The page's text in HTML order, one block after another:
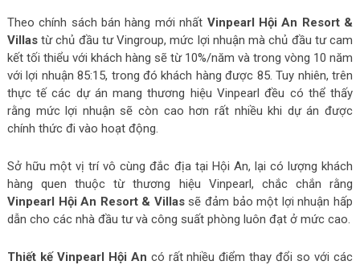
Theo chính sách bán hàng mới nhất Vinpearl Hội An Resort &
Villastừ chủ đầu tư Vingroup, mức lợi nhuận mà chủ đầu tư cam
kết tối thiểu với khách hàng sẽ từ 10%/năm và trong vòng 10 năm
với lợi nhuận 85:15, trong đó khách hàng được 85. Tuy nhiên, trên
thực tế các dự án mang thương hiệu Vinpearl đều có thể thấy
rằng mức lợi nhuận sẽ còn cao hơn rất nhiều khi dự án được
chính thức đi vào hoạt động.
Sở hữu một vị trí vô cùng đắc địa tại Hội An, lại có lượng khách
hàng quen thuộc từ thương hiệu Vinpearl, chắc chắn rằng
Vinpearl Hội An Resort & Villassẽ đảm bảo một lợi nhuận hấp
dẫn cho các nhà đầu tư và công suất phòng luôn đạt ở mức cao.
Thiết kế Vinpearl Hội An có rất nhiều điểm thay đổi so với các